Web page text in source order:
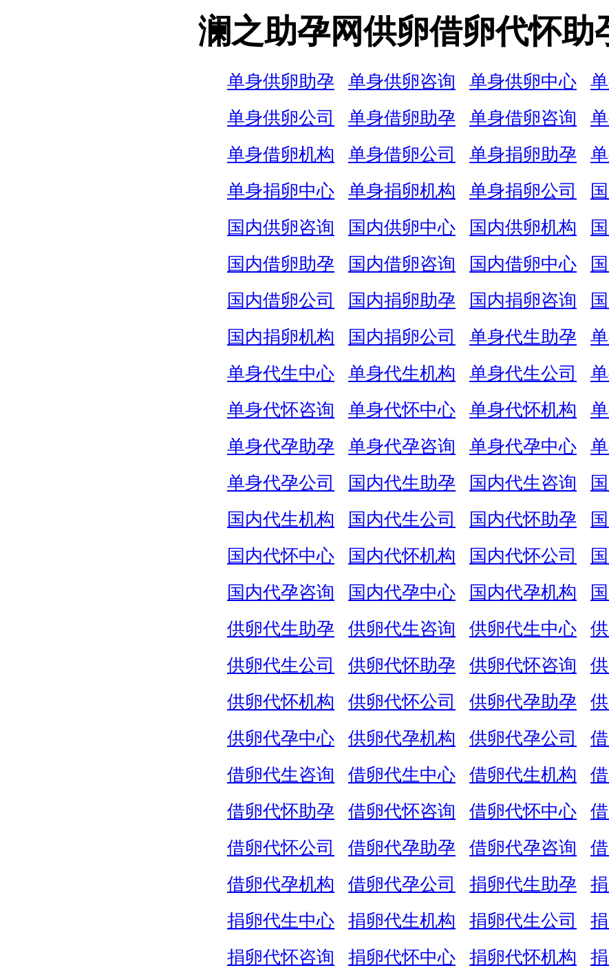
澜之助孕网供卵借卵代怀助
单身供卵助孕 单身供卵咨询 单身供卵中心
单身供卵公司
单身借卵助孕 单身借卵咨询
单身借卵机构
单身借卵公司 单身捐卵助孕
单身捐卵中心
单身捐卵机构 单身捐卵公司
国内供卵咨询
国内供卵中心 国内供卵机构
国内借卵助孕
国内借卵咨询 国内借卵中心
国内借卵公司
国内捐卵助孕 国内捐卵咨询
国内捐卵机构
国内捐卵公司 单身代生助孕
单身代生中心
单身代生机构 单身代生公司
单身代怀咨询
单身代怀中心 单身代怀机构
单身代孕助孕
单身代孕咨询 单身代孕中心
单身代孕公司
国内代生助孕 国内代生咨询
国内代生机构
国内代生公司 国内代怀助孕
国内代怀中心
国内代怀机构 国内代怀公司
国内代孕咨询
国内代孕中心 国内代孕机构
供卵代生助孕
供卵代生咨询 供卵代生中心
供卵代生公司
供卵代怀助孕 供卵代怀咨询
供卵代怀机构
供卵代怀公司 供卵代孕助孕
供卵代孕中心
供卵代孕机构 供卵代孕公司
借卵代生咨询
借卵代生中心 借卵代生机构
借卵代怀助孕
借卵代怀咨询 借卵代怀中心
借卵代怀公司
借卵代孕助孕 借卵代孕咨询
借卵代孕机构
借卵代孕公司 捐卵代生助孕
捐卵代生中心
捐卵代生机构 捐卵代生公司
捐卵代怀咨询
捐卵代怀中心 捐卵代怀机构